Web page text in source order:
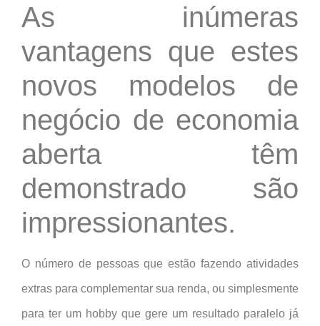
As inúmeras
vantagens que estes
novos modelos de
negócio de economia
aberta têm
demonstrado são
impressionantes.
O número de pessoas que estão fazendo atividades
extras para complementar sua renda, ou simplesmente
para ter um hobby que gere um resultado paralelo já